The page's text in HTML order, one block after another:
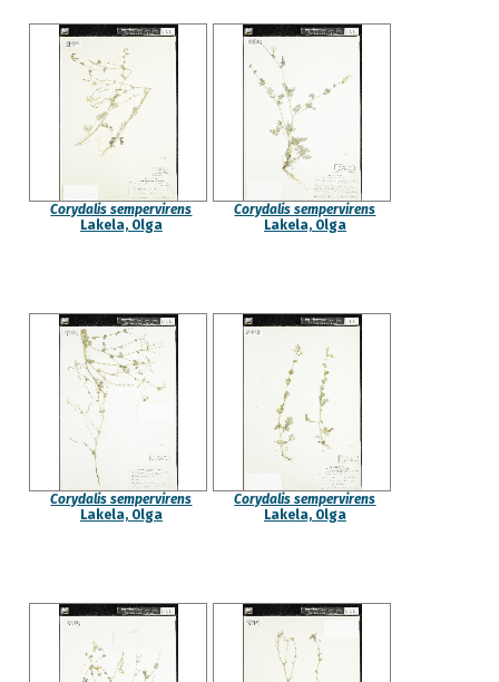
Corydalis sempervirens
Lakela, Olga
Corydalis sempervirens
Lakela, Olga
Corydalis sempervirens
Lakela, Olga
Corydalis sempervirens
Lakela, Olga